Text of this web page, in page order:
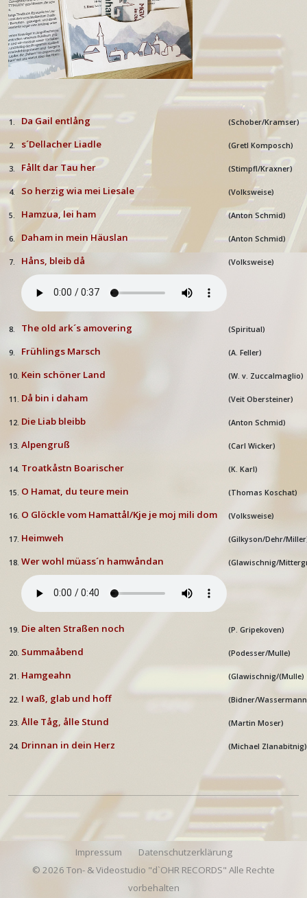
1. Da Gail entlång (Schober/Kramser)
2. s´Dellacher Liadle (Gretl Komposch)
3. Fållt dar Tau her (Stimpfl/Kraxner)
4. So herzig wia mei Liesale (Volksweise)
5. Hamzua, lei ham (Anton Schmid)
6. Daham in mein Häuslan (Anton Schmid)
7. Håns, bleib då (Volksweise)
8. The old ark´s amovering (Spiritual)
9. Frühlings Marsch (A. Feller)
10. Kein schöner Land (W. v. Zuccalmaglio)
11. Då bin i daham (Veit Obersteiner)
12. Die Liab bleibb (Anton Schmid)
13. Alpengruß (Carl Wicker)
14. Troatkåstn Boarischer (K. Karl)
15. O Hamat, du teure mein (Thomas Koschat)
16. O Glöckle vom Hamattål/Kje je moj mili dom (Volksweise)
17. Heimweh (Gilkyson/Dehr/Miller
18. Wer wohl müass´n hamwåndan (Glawischnig/
19. Die alten Straßen noch (P. Gripekoven)
20. Summaåbend (Podesser/Mulle)
21. Hamgeahn (Glawischnig/(Mulle)
22. I waß, glab und hoff (Bidner/Wassermann
23. Ålle Tåg, ålle Stund (Martin Moser)
24. Drinnan in dein Herz (Michael Zlanabitnig)
Impressum
Datenschutzerklärung
© 2026 Ton- & Videostudio "d`OHR RECORDS" Alle Rechte
vorbehalten